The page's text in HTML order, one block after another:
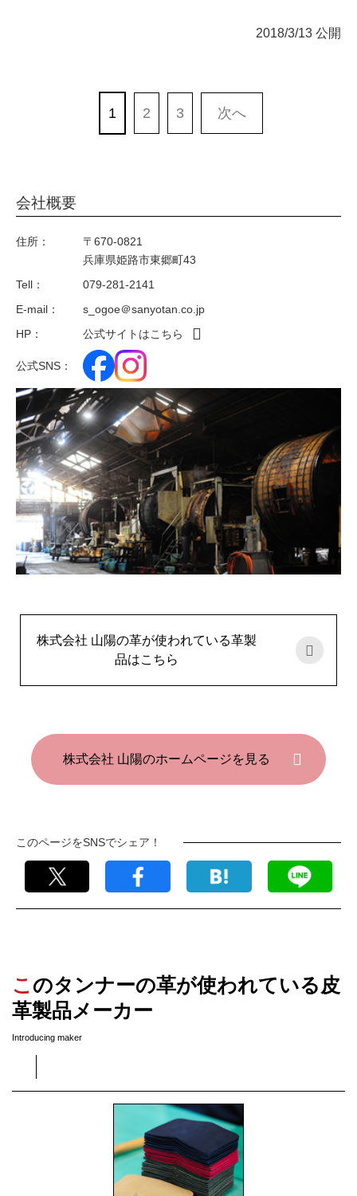
2018/3/13 公開
1 2 3 次へ
会社概要
住所：
〒670-0821
兵庫県姫路市東郷町43
Tell：
079-281-2141
E-mail：
s_ogoe＠sanyotan.co.jp
HP：
公式サイトはこちら
公式SNS：
株式会社 山陽の革が使われている革製
品はこちら
株式会社 山陽のホームページを見る
このページをSNSでシェア！
このタンナーの革が使われている皮
革製品メーカー
Introducing maker